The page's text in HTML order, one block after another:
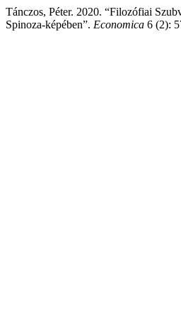
Tánczos, Péter. 2020. “Filozófiai
Spinoza-képében”. Economica 6 (2):